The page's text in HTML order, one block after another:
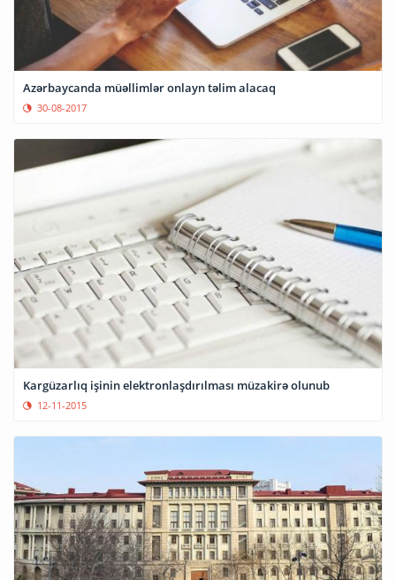
Azərbaycanda müəllimlər onlayn təlim alacaq
30-08-2017
Kargüzarlıq işinin elektronlaşdırılması müzakirə olunub
12-11-2015